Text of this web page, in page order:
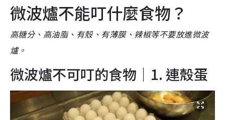
微波爐不能叮什麼食物？
高糖分、高油脂、有殼、有薄膜、辣椒等不要放進微波
爐。
微波爐不可叮的食物｜1. 連殼蛋